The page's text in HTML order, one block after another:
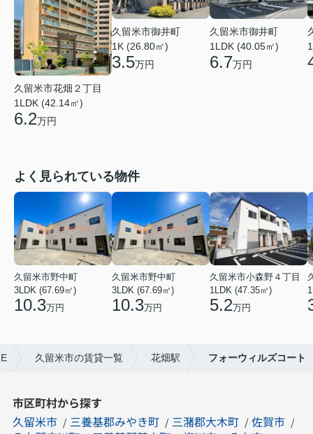
久留米市花畑２丁目
1LDK (42.14㎡)
6.2万円
久留米市御井町
1K (26.80㎡)
3.5万円
久留米市御井町
1LDK (40.05㎡)
6.7万円
よく見られている物件
久留米市野中町
3LDK (67.69㎡)
10.3万円
久留米市野中町
3LDK (67.69㎡)
10.3万円
久留米市小森野４丁目
1LDK (47.35㎡)
5.2万円
久留米市の賃貸一覧 花畑駅 フォーウィルズコート
市区町村から探す
久留米市
三養基郡みやき町 三潴郡大木町
佐賀市